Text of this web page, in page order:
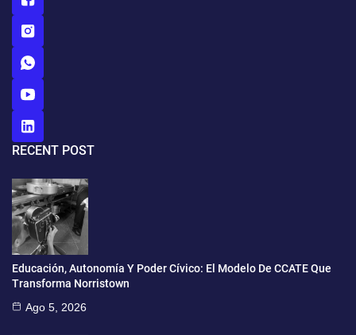
RECENT POST
Educación, Autonomía Y Poder Cívico: El Modelo De CCATE Que
Transforma Norristown
Ago 5, 2026